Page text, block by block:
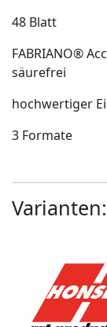
48 Blatt
FABRIANO®
säurefrei
hochwertiger
3 Formate
Varianten: